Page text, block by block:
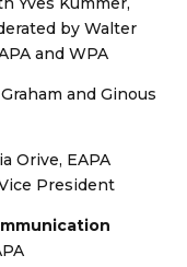
by Walter
and WPA
and Ginous
Orive, EAPA
President